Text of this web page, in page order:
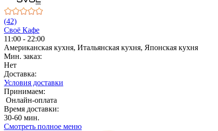
(42)
Своё Кафе
11:00 - 22:00
Американская кухня, Итальянская кухня, Японская кухня
Мин. заказ:
Нет
Доставка:
Условия доставки
Принимаем:
Онлайн-оплата
Время доставки:
30-60 мин.
Смотреть полное меню